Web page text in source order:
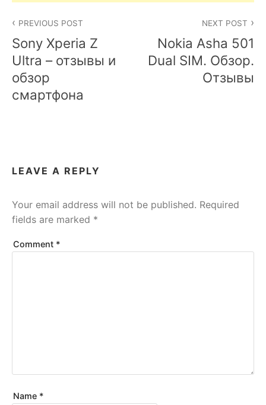
navigation
PREVIOUS POST
Sony Xperia Z
Ultra – отзывы и
обзор
смартфона
NEXT POST
Nokia Asha 501
Dual SIM. Обзор.
Отзывы
LEAVE A REPLY
Your email address will not be published. Required
fields are marked *
Comment *
Name *